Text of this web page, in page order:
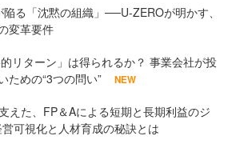
る「沈黙の組織」──U-ZEROが明かす、
変革要件
リターン」は得られるか？ 事業会社が投
ための“3つの問い”
NEW
えた、FP＆Aによる短期と長期利益のジ
可視化と人材育成の秘訣とは